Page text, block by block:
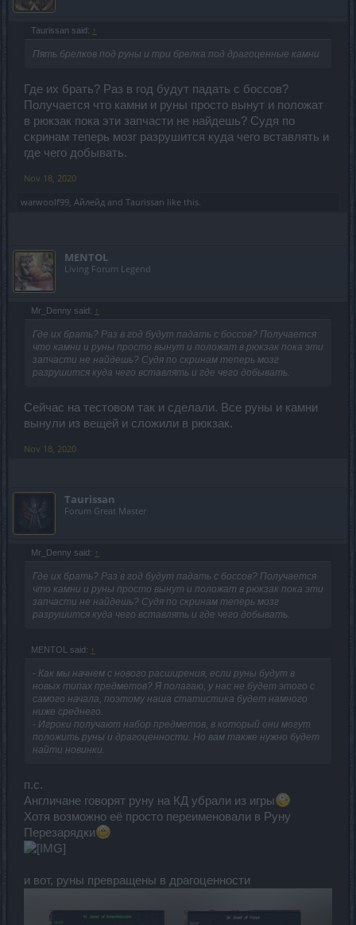
Taurissan said: ↑
Пять брелков под руны и три брелка под драгоценные камни
Где их брать? Раз в год будут падать с боссов?
Получается что камни и руны просто вынут и положат
в рюкзак пока эти запчасти не найдешь? Судя по
скринам теперь мозг разрушится куда чего вставлять и
где чего добывать.
Nov 18, 2020
warwoolf99 Айлейд and Taurissan like this.
MENTOL
Living Forum Legend
Mr_Denny said: ↑
Где их брать? Раз в год будут падать с боссов? Получается
что камни и руны просто вынут и положат в рюкзак пока эти
запчасти не найдешь? Судя по скринам теперь мозг
разрушится куда чего вставлять и где чего добывать.
Сейчас на тестовом так и сделали. Все руны и камни
вынули из вещей и сложили в рюкзак.
Nov 18, 2020
Taurissan
Forum Great Master
Mr_Denny said: ↑
Где их брать? Раз в год будут падать с боссов? Получается
что камни и руны просто вынут и положат в рюкзак пока эти
запчасти не найдешь? Судя по скринам теперь мозг
разрушится куда чего вставлять и где чего добывать.
MENTOL said: ↑
- Как мы начнем с нового расширения, если руны будут в
новых типах предметов? Я полагаю, у нас не будет этого с
самого начала, поэтому наша статистика будет намного
ниже среднего.
- Игроки получают набор предметов, в который они могут
положить руны и драгоценности. Но вам также нужно будет
найти новинки.
п.с.
Англичане говорят руну на КД убрали из игры
Хотя возможно её просто переименовали в Руну
Перезарядки
и вот, руны превращены в драгоценности